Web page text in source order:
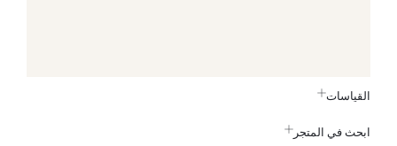
القياسات
ابحث في المتجر